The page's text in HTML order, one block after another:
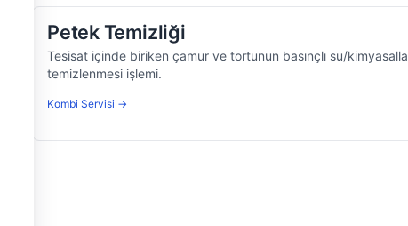
Petek Temizliği
Tesisat içinde biriken çamur ve tortunun basınçlı su/kimyasalla
temizlenmesi işlemi.
Kombi Servisi →